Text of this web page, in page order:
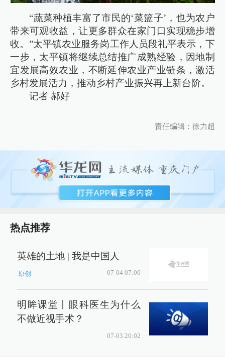
“蔬菜种植丰富了市民的‘菜篮子’，也为农户
带来可观收益，让更多群众在家门口实现稳步增
收。”太平镇农业服务岗工作人员段礼平表示，下
一步，太平镇将继续总结推广成熟经验，因地制
宜发展高效农业，不断延伸农业产业链条，激活
乡村发展活力，推动乡村产业振兴再上新台阶。
记者 郝好
责任编辑：徐力超
热点推荐
英雄的土地 | 我是中国人
原创 07-04 07:00
明眸课堂丨眼科医生为什么
不做近视手术？
07-03 20:02